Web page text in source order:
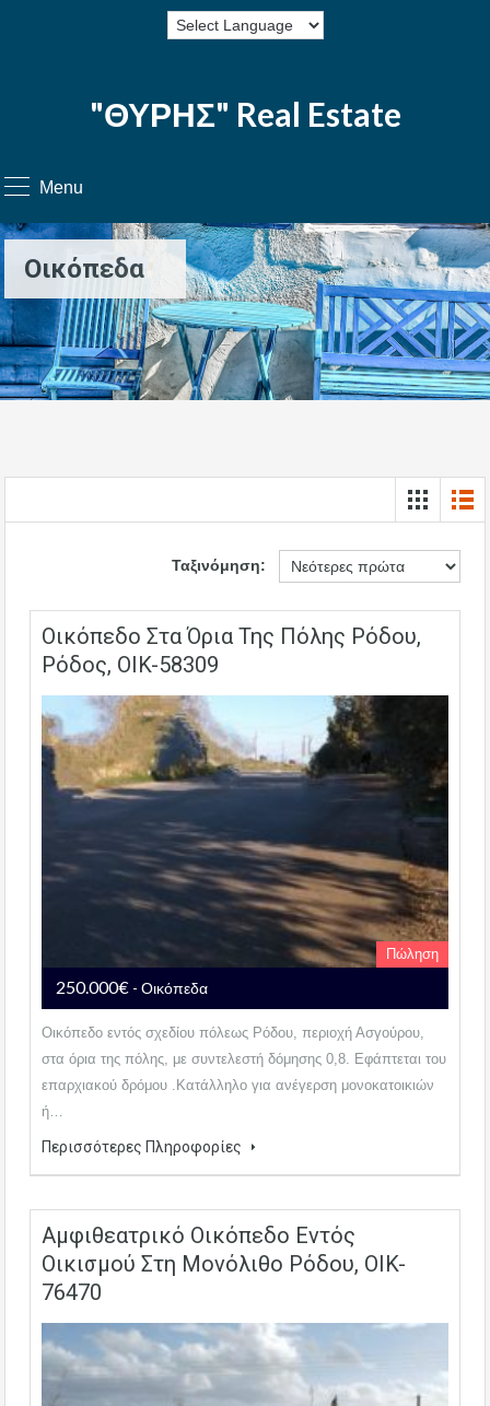
"ΘΥΡΗΣ" Real Estate
Menu
Οικόπεδα
Ταξινόμηση:
Οικόπεδο Στα Όρια Της Πόλης Ρόδου,
Ρόδος, OIK-58309
Πώληση
250.000€ - Οικόπεδα
Οικόπεδο εντός σχεδίου πόλεως Ρόδου, περιοχή Ασγούρου,
στα όρια της πόλης, με συντελεστή δόμησης 0,8. Εφάπτεται του
επαρχιακού δρόμου .Κατάλληλο για ανέγερση μονοκατοικιών
ή…
Περισσότερες Πληροφορίες
Αμφιθεατρικό Οικόπεδο Εντός
Οικισμού Στη Μονόλιθο Ρόδου, OIK-
76470